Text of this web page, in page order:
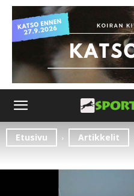
Etusivu Artikkelit